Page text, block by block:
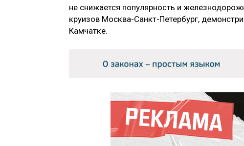
не снижается популярность и
круизов Москва-Санкт-Петербург,
Камчатке.